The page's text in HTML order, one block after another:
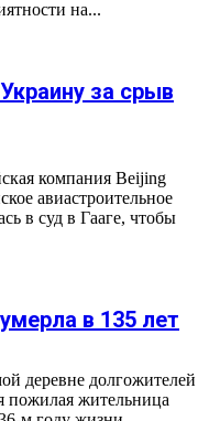
на...
за срыв
компания Beijing
авиастроительное
в суд в Гааге, чтобы
в 135 лет
деревне долгожителей
пожилая жительница